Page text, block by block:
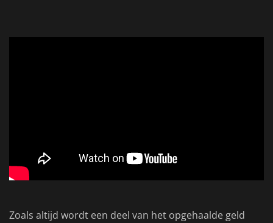
Zoals altijd wordt een deel van het opgehaalde geld